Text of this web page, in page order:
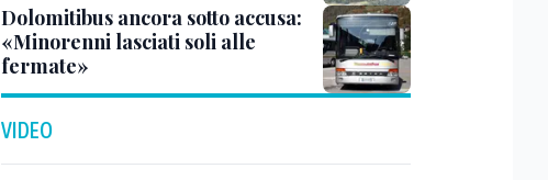
Dolomitibus ancora sotto accusa:
«Minorenni lasciati soli alle
fermate»
VIDEO